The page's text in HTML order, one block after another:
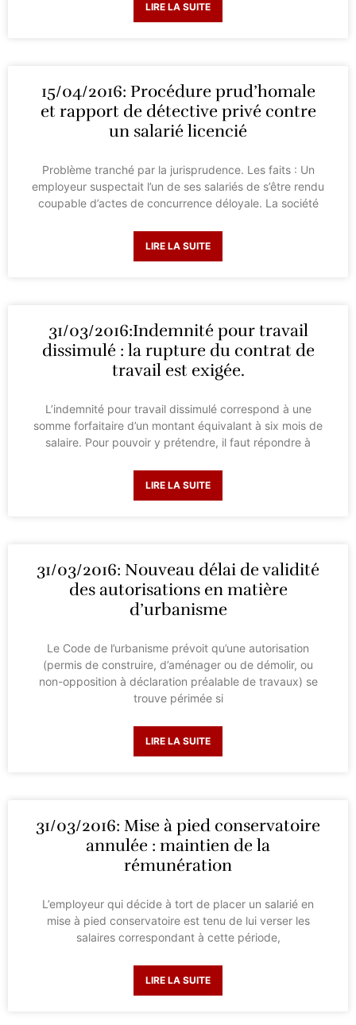
LIRE LA SUITE
15/04/2016: Procédure prud’homale
et rapport de détective privé contre
un salarié licencié
Problème tranché par la jurisprudence. Les faits : Un
employeur suspectait l’un de ses salariés de s’être rendu
coupable d’actes de concurrence déloyale. La société
LIRE LA SUITE
31/03/2016:Indemnité pour travail
dissimulé : la rupture du contrat de
travail est exigée.
L’indemnité pour travail dissimulé correspond à une
somme forfaitaire d’un montant équivalant à six mois de
salaire. Pour pouvoir y prétendre, il faut répondre à
LIRE LA SUITE
31/03/2016: Nouveau délai de validité
des autorisations en matière
d’urbanisme
Le Code de l’urbanisme prévoit qu’une autorisation
(permis de construire, d’aménager ou de démolir, ou
non-opposition à déclaration préalable de travaux) se
trouve périmée si
LIRE LA SUITE
31/03/2016: Mise à pied conservatoire
annulée : maintien de la
rémunération
L’employeur qui décide à tort de placer un salarié en
mise à pied conservatoire est tenu de lui verser les
salaires correspondant à cette période,
LIRE LA SUITE